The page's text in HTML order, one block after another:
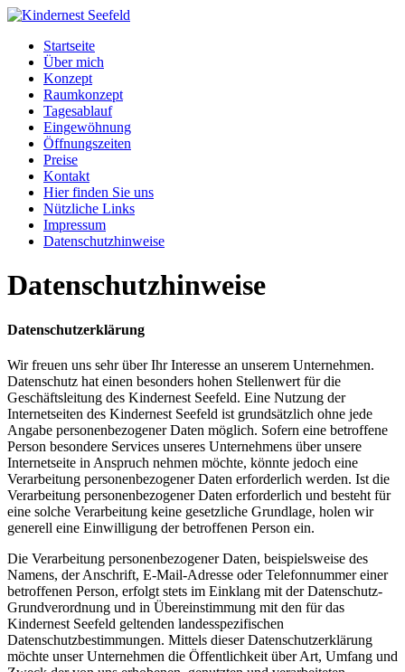
Startseite
Über mich
Konzept
Raumkonzept
Tagesablauf
Eingewöhnung
Öffnungszeiten
Preise
Kontakt
Hier finden Sie uns
Nützliche Links
Impressum
Datenschutzhinweise
Datenschutzhinweise
Datenschutzerklärung
Wir freuen uns sehr über Ihr Interesse an unserem Unternehmen.
Datenschutz hat einen besonders hohen Stellenwert für die
Geschäftsleitung des Kindernest Seefeld. Eine Nutzung der
Internetseiten des Kindernest Seefeld ist grundsätzlich ohne jede
Angabe personenbezogener Daten möglich. Sofern eine betroffene
Person besondere Services unseres Unternehmens über unsere
Internetseite in Anspruch nehmen möchte, könnte jedoch eine
Verarbeitung personenbezogener Daten erforderlich werden. Ist die
Verarbeitung personenbezogener Daten erforderlich und besteht für
eine solche Verarbeitung keine gesetzliche Grundlage, holen wir
generell eine Einwilligung der betroffenen Person ein.
Die Verarbeitung personenbezogener Daten, beispielsweise des
Namens, der Anschrift, E-Mail-Adresse oder Telefonnummer einer
betroffenen Person, erfolgt stets im Einklang mit der Datenschutz-
Grundverordnung und in Übereinstimmung mit den für das
Kindernest Seefeld geltenden landesspezifischen
Datenschutzbestimmungen. Mittels dieser Datenschutzerklärung
möchte unser Unternehmen die Öffentlichkeit über Art, Umfang und